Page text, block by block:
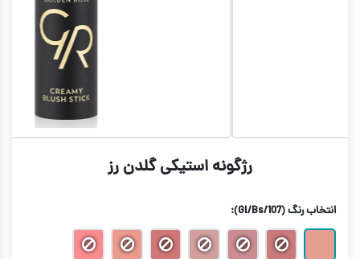
رژگونه استیکی گلدن رز
انتخاب رنگ(Gl/Bs/107)
: